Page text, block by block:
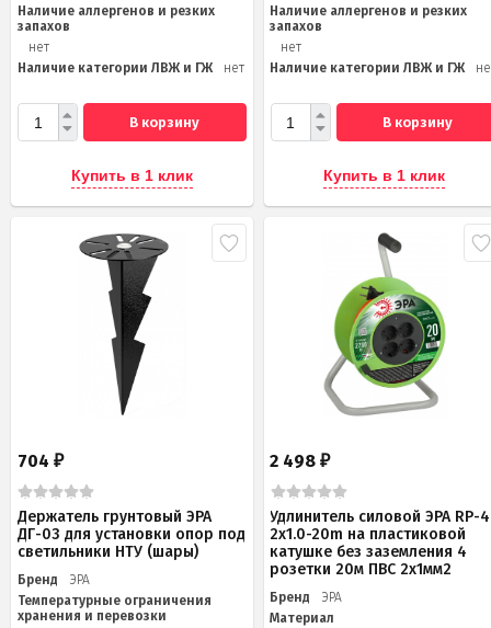
Наличие аллергенов и резких
запахов
нет
Наличие категории ЛВЖ и ГЖ
нет
В корзину
Купить в 1 клик
Наличие аллергенов и резких
запахов
нет
Наличие категории ЛВЖ и ГЖ
В корзину
Купить в 1 клик
704 ₽
Держатель грунтовый ЭРА
ДГ-03 для установки опор под
светильники НТУ (шары)
Бренд
ЭРА
Температурные ограничения
хранения и перевозки
2 498₽
Удлинитель силовой ЭРА RP-
2x1.0-20m на пластиковой
катушке без заземления 4
розетки 20м ПВС 2х1мм2
Бренд
ЭРА
Материал